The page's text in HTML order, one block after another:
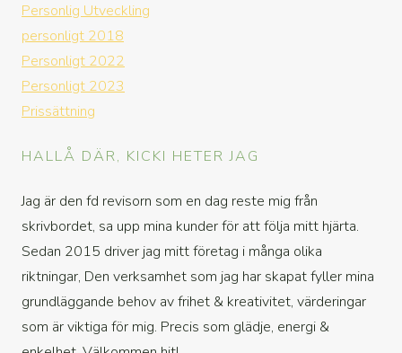
Personlig Utveckling
personligt 2018
Personligt 2022
Personligt 2023
Prissättning
HALLÅ DÄR, KICKI HETER JAG
Jag är den fd revisorn som en dag reste mig från
skrivbordet, sa upp mina kunder för att följa mitt hjärta.
Sedan 2015 driver jag mitt företag i många olika
riktningar, Den verksamhet som jag har skapat fyller mina
grundläggande behov av frihet & kreativitet, värderingar
som är viktiga för mig. Precis som glädje, energi &